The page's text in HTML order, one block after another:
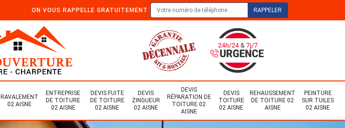
ON VOUS RAPPELLE GRATUITEMENT
RAVALEMENT
02 AISNE
ENTREPRISE
DE TOITURE
02 AISNE
DEVIS FUITE
DE TOITURE
02 AISNE
DEVIS
ZINGUEUR
02 AISNE
DEVIS
RÉPARATION DE
TOITURE 02
AISNE
DEVIS
TOITURE
02 AISNE
REHAUSSEMENT
DE TOITURE 02
AISNE
PEINTURE
SUR TUILES
02 AISNE